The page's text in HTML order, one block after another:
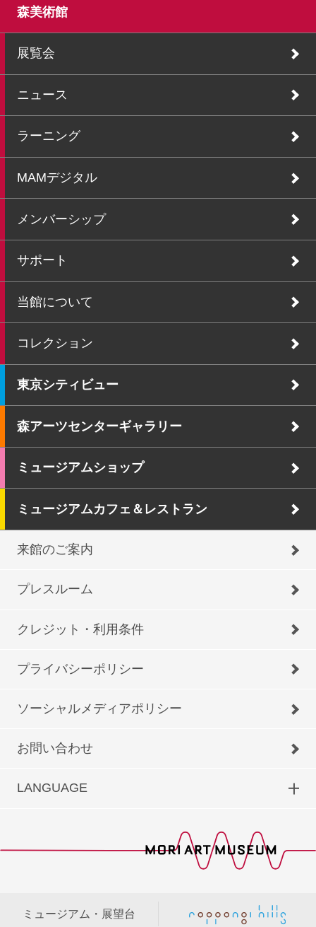
森美術館
展覧会
ニュース
ラーニング
MAMデジタル
メンバーシップ
サポート
当館について
コレクション
東京シティビュー
森アーツセンターギャラリー
ミュージアムショップ
ミュージアムカフェ＆レストラン
来館のご案内
プレスルーム
クレジット・利用条件
プライバシーポリシー
ソーシャルメディアポリシー
お問い合わせ
LANGUAGE
ミュージアム・展望台